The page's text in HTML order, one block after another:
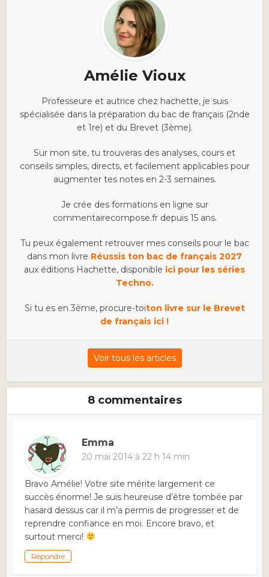
Amélie Vioux
Professeure et autrice chez hachette, je suis
spécialisée dans la préparation du bac de français (2nde
et 1re) et du Brevet (3ème).
Sur mon site, tu trouveras des analyses, cours et
conseils simples, directs, et facilement applicables pour
augmenter tes notes en 2-3 semaines.
Je crée des formations en ligne sur
commentairecompose.fr depuis 15 ans.
Tu peux également retrouver mes conseils pour le bac
dans mon livre Réussis ton bac de français 2027
aux éditions Hachette, disponible ici pour les séries
Techno.
Si tu es en 3ème, procure-toiton livre sur le Brevet
de français ici !
Voir tous les articles
8 commentaires
Emma
20 mai 2014 à 22 h 14 min
Bravo Amélie! Votre site mérite largement ce
succès énorme! Je suis heureuse d’être tombée par
hasard dessus car il m’a permis de progresser et de
reprendre confiance en moi. Encore bravo, et
surtout merci!
Répondre